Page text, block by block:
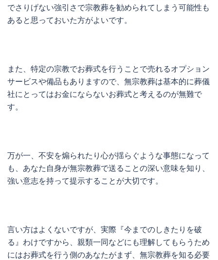
でさりげない強引さで宗教葬を勧められてしまう可能性も
あると思っておいた方がよいです。
また、特定の宗教でお葬式を行うことで売れるオプション
サービスや備品もありますので、無宗教葬は基本的に葬儀
社にとってはお金にならないお葬式と考えるのが無難で
す。
万が一、不安を煽られたり心が揺らぐような事態になって
も、あなた自身が無宗教葬で送ることの深い意味を知り、
強い意志を持って提示することが大切です。
言い方はよくないですが、実際『今までのしきたりを破
る』わけですから、親類一同などにも理解してもらうため
にはお葬式を行う側のあなたがまず、無宗教葬を知る必要